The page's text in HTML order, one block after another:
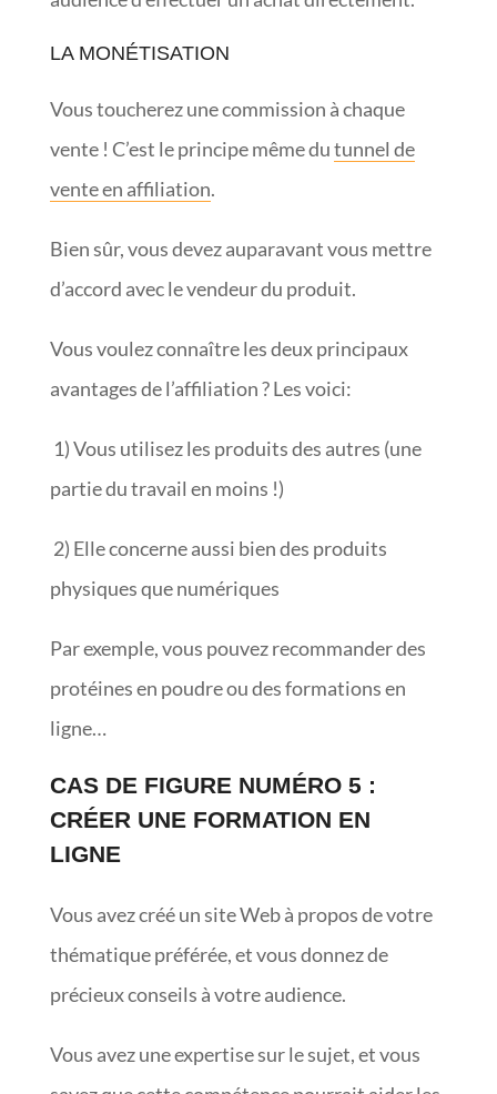
LA MONÉTISATION
Vous toucherez une commission à chaque
vente ! C’est le principe même dutunnel de
vente en affiliation.
Bien sûr, vous devez auparavant vous mettre
d’accord avec le vendeur du produit.
Vous voulez connaître les deux principaux
avantages de l’affiliation ? Les voici:
1) Vous utilisez les produits des autres (une
partie du travail en moins !)
2) Elle concerne aussi bien des produits
physiques que numériques
Par exemple, vous pouvez recommander des
protéines en poudre ou des formations en
ligne…
CAS DE FIGURE NUMÉRO 5 :
CRÉER UNE FORMATION EN
LIGNE
Vous avez créé un site Web à propos de votre
thématique préférée, et vous donnez de
précieux conseils à votre audience.
Vous avez une expertise sur le sujet, et vous